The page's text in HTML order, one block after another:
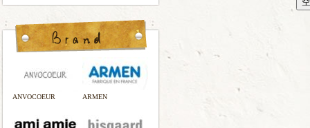
ANVOCOEUR ARMEN